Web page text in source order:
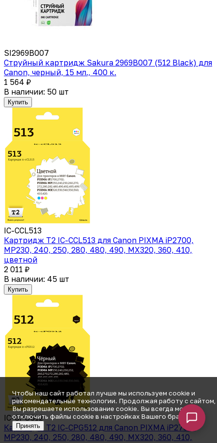
SI2969B007
Струйный картридж Sakura 2969B007 (512 Black) для
Canon, черный, 15 мл., 400 к.
1 564 ₽
В наличии: 50 шт
Купить
IC-CCL513
Картридж T2 IC-CCL513 для Canon PIXMA iP2700,
MP230, 240, 250, 280, 480, 490, MX320, 360, 410,
цветной
2 011 ₽
В наличии: 45 шт
Купить
IC-CPG512
Картридж T2 IC-CPG512 для Canon PIXMA iP2700,
MP230, 240, 250, 280, 480, 490, MX320, 360, 410,
Чтобы наш сайт работал лучше мы используем cookie и
рекомендательные технологии. Продолжая работу с сайтом,
Вы разрешаете использование cookie. Вы всегда можете
отключить файлы cookie в настройках Вашего браузера.
Принять